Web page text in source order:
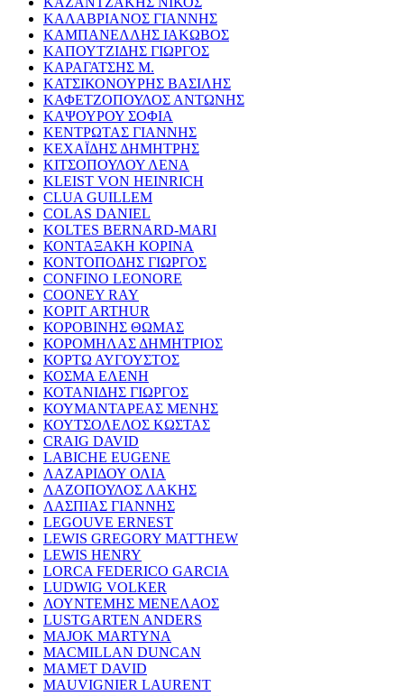
ΚΑΛΑΒΡΙΑΝΟΣ ΓΙΑΝΝΗΣ
ΚΑΜΠΑΝΕΛΛΗΣ ΙΑΚΩΒΟΣ
ΚΑΠΟΥΤΖΙΔΗΣ ΓΙΩΡΓΟΣ
ΚΑΡΑΓΑΤΣΗΣ Μ.
ΚΑΤΣΙΚΟΝΟΥΡΗΣ ΒΑΣΙΛΗΣ
ΚΑΦΕΤΖΟΠΟΥΛΟΣ ΑΝΤΩΝΗΣ
ΚΑΨΟΥΡΟΥ ΣΟΦΙΑ
ΚΕΝΤΡΩΤΑΣ ΓΙΑΝΝΗΣ
ΚΕΧΑΪΔΗΣ ΔΗΜΗΤΡΗΣ
ΚΙΤΣΟΠΟΥΛΟΥ ΛΕΝΑ
KLEIST VON HEINRICH
CLUA GUILLEM
COLAS DANIEL
KOLTES BERNARD-MARI
ΚΟΝΤΑΞΑΚΗ ΚΟΡΙΝΑ
ΚΟΝΤΟΠΟΔΗΣ ΓΙΩΡΓΟΣ
CONFINO LEONORE
COONEY RAY
KOPIT ARTHUR
ΚΟΡΟΒΙΝΗΣ ΘΩΜΑΣ
ΚΟΡΟΜΗΛΑΣ ΔΗΜΗΤΡΙΟΣ
ΚΟΡΤΩ ΑΥΓΟΥΣΤΟΣ
ΚΟΣΜΑ ΕΛΕΝΗ
ΚΟΤΑΝΙΔΗΣ ΓΙΩΡΓΟΣ
ΚΟΥΜΑΝΤΑΡΕΑΣ ΜΕΝΗΣ
ΚΟΥΤΣΟΛΕΛΟΣ ΚΩΣΤΑΣ
CRAIG DAVID
LABICHE EUGENE
ΛΑΖΑΡΙΔΟΥ ΟΛΙΑ
ΛΑΖΟΠΟΥΛΟΣ ΛΑΚΗΣ
ΛΑΣΠΙΑΣ ΓΙΑΝΝΗΣ
LEGOUVE ERNEST
LEWIS GREGORY MATTHEW
LEWIS HENRY
LORCA FEDERICO GARCIA
LUDWIG VOLKER
ΛΟΥΝΤΕΜΗΣ ΜΕΝΕΛΑΟΣ
LUSTGARTEN ANDERS
MAJOK MARTYNA
MACMILLAN DUNCAN
MAMET DAVID
MAUVIGNIER LAURENT